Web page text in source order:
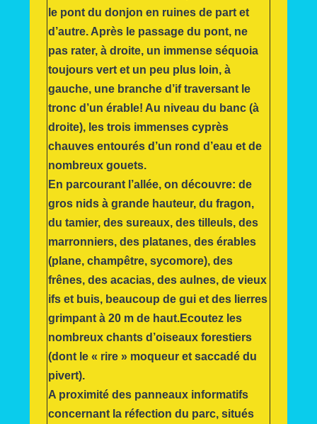
le pont du donjon en ruines de part et
d’autre. Après le passage du pont, ne
pas rater, à droite, un immense séquoia
toujours vert et un peu plus loin, à
gauche, une branche d’if traversant le
tronc d’un érable! Au niveau du banc (à
droite), les trois immenses cyprès
chauves entourés d’un rond d’eau et de
nombreux gouets.
En parcourant l’allée, on découvre: de
gros nids à grande hauteur, du fragon,
du tamier, des sureaux, des tilleuls, des
marronniers, des platanes, des érables
(plane, champêtre, sycomore), des
frênes, des acacias, des aulnes, de vieux
ifs et buis, beaucoup de gui et des lierres
grimpant à 20 m de haut.Ecoutez les
nombreux chants d’oiseaux forestiers
(dont le « rire » moqueur et saccadé du
pivert).
A proximité des panneaux informatifs
concernant la réfection du parc, situés